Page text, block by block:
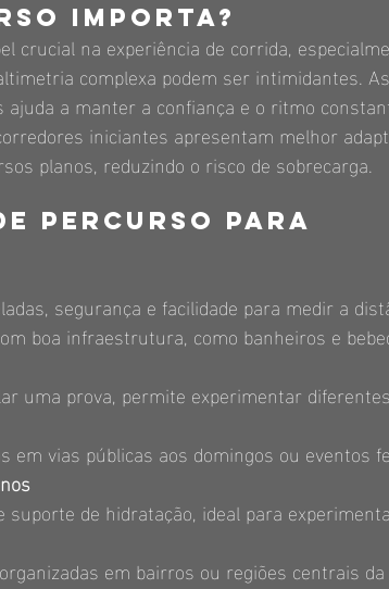
importa?
crucial na experiência de corrida,
complexa podem ser intimidantes.
a manter a confiança e o ritmo
iniciantes apresentam melhor
planos, reduzindo o risco de sobrecarga.
percurso para
segurança e facilidade para medir a
boa infraestrutura, como banheiros e
uma prova, permite experimentar
em vias públicas aos domingos ou eventos
suporte de hidratação, ideal para
em bairros ou regiões centrais da